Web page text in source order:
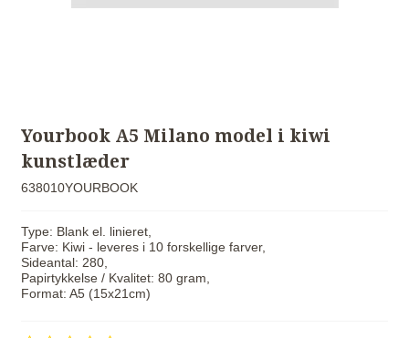
Yourbook A5 Milano model i kiwi
kunstlæder
638010YOURBOOK
Type: Blank el. linieret,
Farve: Kiwi - leveres i 10 forskellige farver,
Sideantal: 280,
Papirtykkelse / Kvalitet: 80 gram,
Format: A5 (15x21cm)